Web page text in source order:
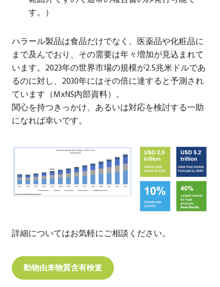
す。）
ハラール製品は食品だけでなく、医薬品や化粧品に
まで及んでおり、その需要は年々増加が見込まれて
います。2023年の世界市場の規模が2.5兆米ドルであ
るのに対し、2030年にはその倍に達すると予測され
ています（MxNS内部資料）。
関心を持つきっかけ、あるいは対応を検討する一助
になれば幸いです。
詳細についてはお気軽にご相談ください。
動物由来物質含有検査